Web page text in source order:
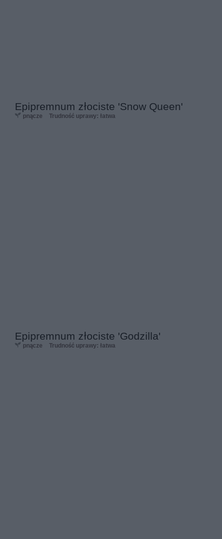
Epipremnum złociste 'Snow Queen'
pnącze Trudność uprawy: łatwa
Epipremnum złociste 'Godzilla'
pnącze Trudność uprawy: łatwa